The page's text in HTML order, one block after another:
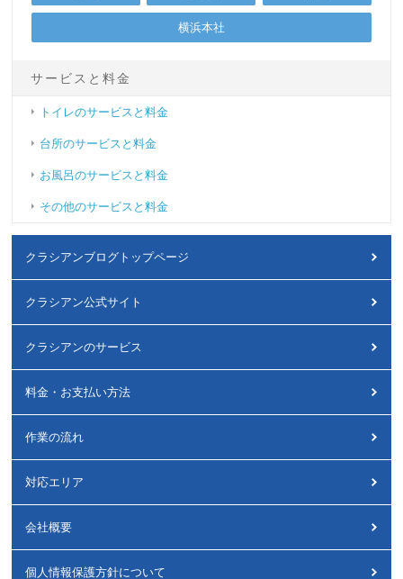
横浜本社
サービスと料金
トイレのサービスと料金
台所のサービスと料金
お風呂のサービスと料金
その他のサービスと料金
クラシアンブログトップページ
クラシアン公式サイト
クラシアンのサービス
料金・お支払い方法
作業の流れ
対応エリア
会社概要
個人情報保護方針について